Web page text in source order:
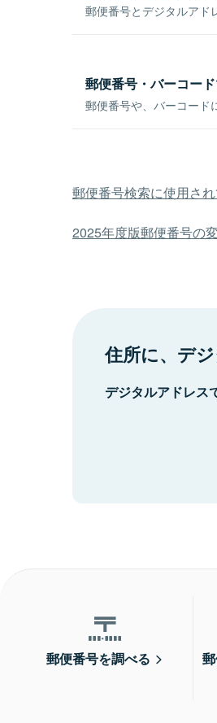
郵便番号とデジタルアド
郵便番号・バーコー
郵便番号や、バーコード
郵便番号検索に使用さ
2025年度版郵便番号の
住所に、デ
デジタルアドレス
郵便番号を調べる